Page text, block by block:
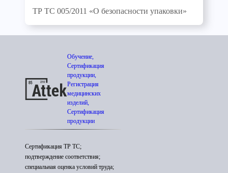
ТР ТС 005/2011 «О безопасности упаковки»
Обучение,
Сертификация
продукции,
Регистрация
медицинских
изделий,
Сертификация
продукции
Сертификация ТР ТС;
подтверждение соответствия;
специальная оценка условий труда;